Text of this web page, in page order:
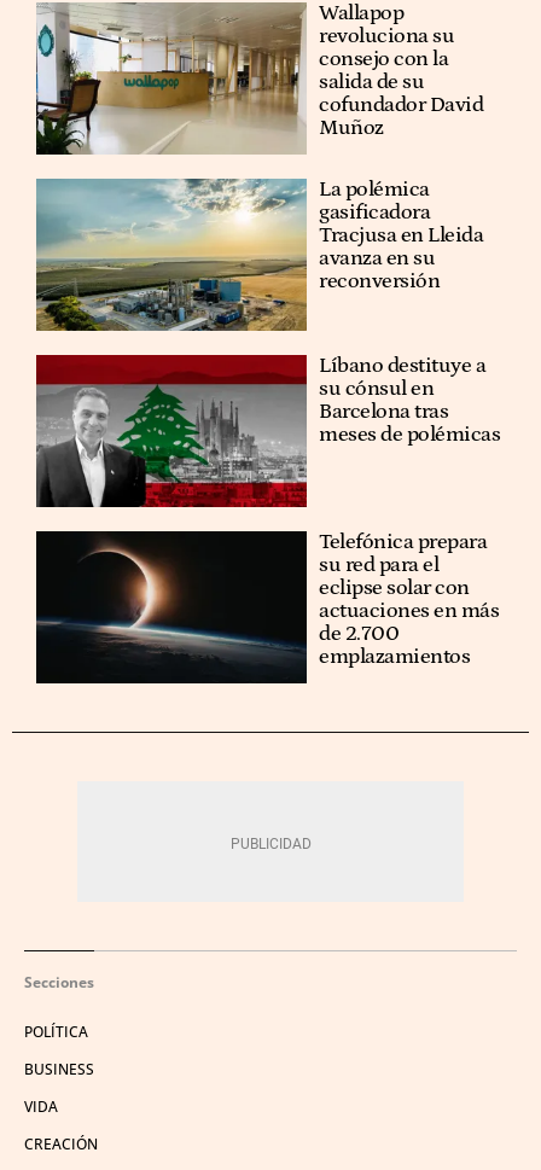
Wallapop
revoluciona su
consejo con la
salida de su
cofundador David
Muñoz
La polémica
gasificadora
Tracjusa en Lleida
avanza en su
reconversión
Líbano destituye a
su cónsul en
Barcelona tras
meses de polémicas
Telefónica prepara
su red para el
eclipse solar con
actuaciones en más
de 2.700
emplazamientos
Secciones
POLÍTICA
BUSINESS
VIDA
CREACIÓN